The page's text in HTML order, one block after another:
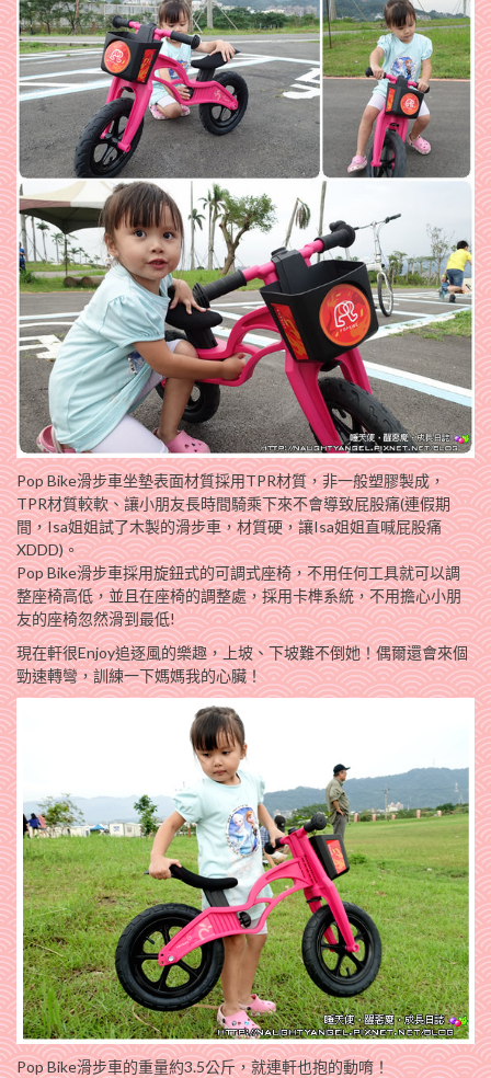
Pop Bike滑步車坐墊表面材質採用TPR材質，非一般塑膠製成，
TPR材質較軟、讓小朋友長時間騎乘下來不會導致屁股痛(連假期
間，Isa姐姐試了木製的滑步車，材質硬，讓Isa姐姐直喊屁股痛
XDDD)。
Pop Bike滑步車採用旋鈕式的可調式座椅，不用任何工具就可以調
整座椅高低，並且在座椅的調整處，採用卡榫系統，不用擔心小朋
友的座椅忽然滑到最低!
現在軒很Enjoy追逐風的樂趣，上坡、下坡難不倒她！偶爾還會來個
勁速轉彎，訓練一下媽媽我的心臟！
Pop Bike滑步車的重量約3.5公斤，就連軒也抱的動唷！